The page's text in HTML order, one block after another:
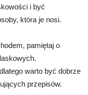
i być
która je nosi.
pamiętaj o
warto być dobrze
przepisów.